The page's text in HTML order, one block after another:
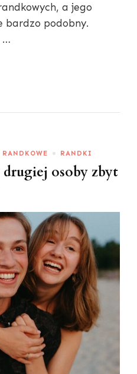
a jego
bardzo podobny.
…
RANDKOWE RANDKI
drugiej osoby zbyt